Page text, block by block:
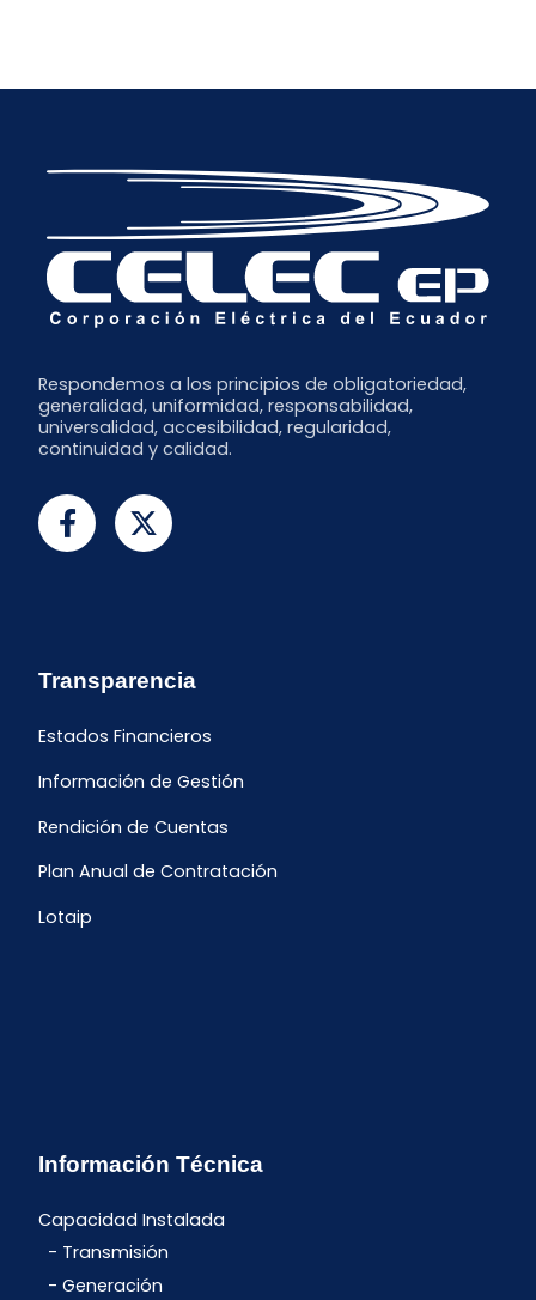
Respondemos a los principios de obligatoriedad,
generalidad, uniformidad, responsabilidad,
universalidad, accesibilidad, regularidad,
continuidad y calidad.
Transparencia
Estados Financieros
Información de Gestión
Rendición de Cuentas
Plan Anual de Contratación
Lotaip
Información Técnica
Capacidad Instalada
Transmisión
Generación